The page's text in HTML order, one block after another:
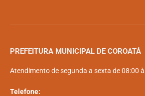
PREFEITURA MUNICIPAL DE COROATÁ
Atendimento de segunda a sexta de 08:00
Telefone: